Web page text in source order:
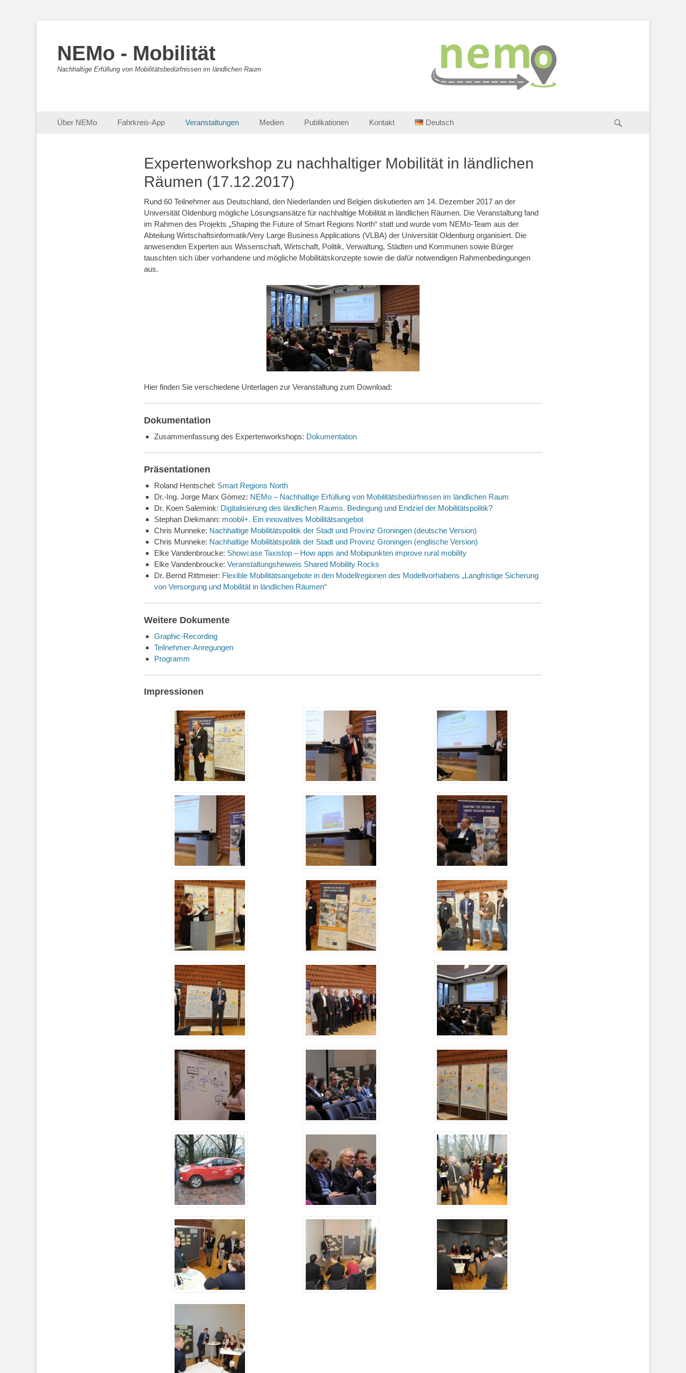
NEMo - Mobilität
Nachhaltige Erfüllung von Mobilitätsbedürfnissen im ländlichen Raum
Primäres Menü
Zum
Inhalt
Über NEMo Fahrkreis-App Veranstaltungen Medien Publikationen Kontakt Deutsch
Expertenworkshop zu nachhaltiger Mobilität in ländlichen
Räumen (17.12.2017)
Rund 60 Teilnehmer aus Deutschland, den Niederlanden und Belgien diskutierten am 14. De­zem­ber 2017 an der
Universität Oldenburg mögliche Lösungsansätze für nachhaltige Mobilität in länd­lichen Räumen. Die Veranstaltung fand
im Rahmen des Projekts „Shaping the Future of Smart Regions North“ statt und wurde vom NEMo-Team aus der
Abteilung Wirtschaftsinformatik/Very Large Business Appli­cations (VLBA) der Universität Oldenburg organisiert. Die
anwesenden Experten aus Wissen­schaft, Wirt­schaft, Politik, Verwaltung, Städten und Kommunen sowie Bürger
tauschten sich über vorhandene und mögliche Mobilitäts­konzepte sowie die dafür notwendigen Rahmenbedingungen
aus.
Hier finden Sie verschiedene Unterlagen zur Veranstaltung zum Download:
Dokumentation
Zusammenfassung des Expertenworkshops: Dokumentation
Präsentationen
Roland Hentschel: Smart Regions North
Dr.-Ing. Jorge Marx Gómez: NEMo – Nachhaltige Erfüllung von Mobilitätsbedürfnissen im ländlichen Raum
Dr. Koen Salemink: Digitalisierung des ländlichen Raums. Bedingung und Endziel der Mobilitätspolitik?
Stephan Diekmann: moobil+. Ein innovatives Mobilitätsangebot
Chris Munneke: Nachhaltige Mobilitätspolitik der Stadt und Provinz Groningen (deutsche Version)
Chris Munneke: Nachhaltige Mobilitätspolitik der Stadt und Provinz Groningen (englische Version)
Elke Vandenbroucke: Showcase Taxistop – How apps and Mobipunkten improve rural mobility
Elke Vandenbroucke: Veranstaltungshinweis Shared Mobility Rocks
Dr. Bernd Rittmeier: Flexible Mobilitätsangebote in den Modellregionen des Modellvorhabens „Langfristige Sicherung
von Versorgung und Mobilität in ländlichen Räumen“
Weitere Dokumente
Graphic-Recording
Teilnehmer-Anregungen
Programm
Impressionen